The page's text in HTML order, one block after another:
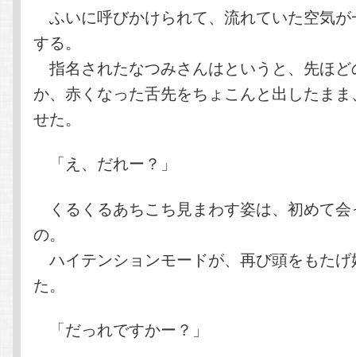
ツ
移
動
へ
動
ふいに呼びかけられて、流れていた空気
する。
指名されたなつみさんはというと、先ほ
か、赤くなった舌先をちょこんと出したま
せた。
「え、だれー？」
くるくるあちこち見まわす姿は、初めて
の。
ハイテンションモードが、再び頭をもた
た。
「だっれですかー？」